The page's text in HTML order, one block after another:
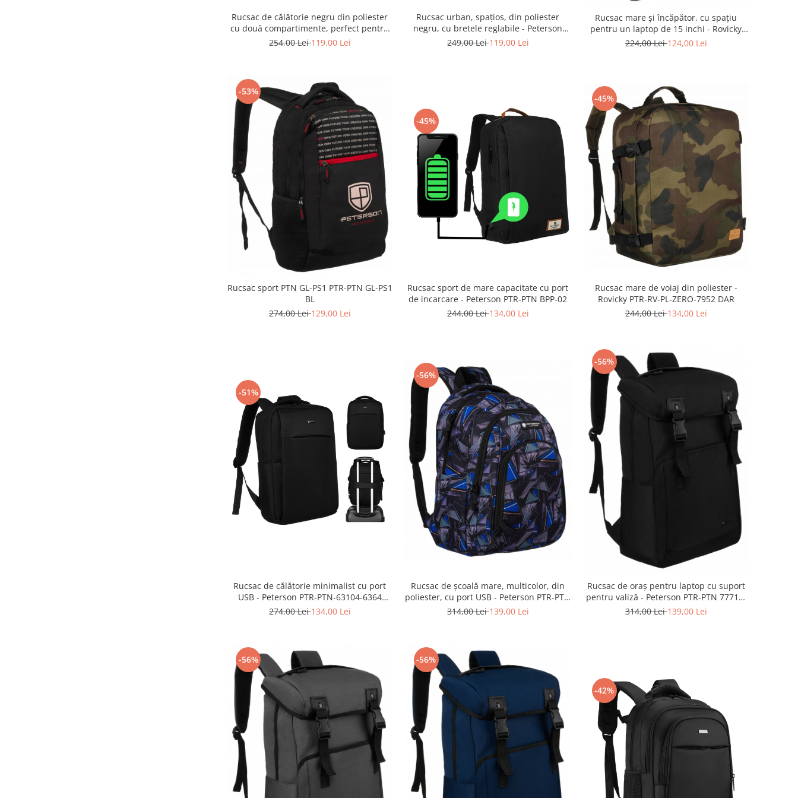
Rucsac de călătorie negru din poliester
cu două compartimente, perfect pentru
bagajul de mână - Peterson PTR-PTN
254,00 Lei119,00 Lei
Rucsac urban, spațios, din poliester
negru, cu bretele reglabile - Peterson
PTR-PTN BHX-06-7786-BLAC
249,00 Lei119,00 Lei
Rucsac mare și încăpător, cu spațiu
pentru un laptop de 15 inchi - Rovicky
PTR-NB9750-4474
224,00 Lei124,00 Lei
-53%
Rucsac sport PTN GL-PS1 PTR-PTN GL-PS1
BL
274,00 Lei129,00 Lei
-45%
Rucsac sport de mare capacitate cu port
de incarcare - Peterson PTR-PTN BPP-02
244,00 Lei134,00 Lei
-45%
Rucsac mare de voiaj din poliester -
Rovicky PTR-RV-PL-ZERO-7952 DAR
244,00 Lei134,00 Lei
-51%
Rucsac de călătorie minimalist cu port
USB - Peterson PTR-PTN-63104-6364
BLACK
274,00 Lei134,00 Lei
-56%
Rucsac de școală mare, multicolor, din
poliester, cu port USB - Peterson PTR-PTN
77711-6654 PRT-6
314,00 Lei139,00 Lei
-56%
Rucsac de oraș pentru laptop cu suport
pentru valiză - Peterson PTR-PTN 77713-
6708 BL
314,00 Lei139,00 Lei
-56% -56%
-42%